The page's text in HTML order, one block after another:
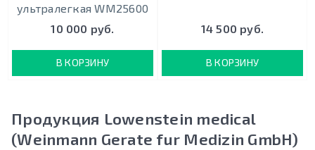
ультралегкая WM25600
10 000 руб.
В КОРЗИНУ
14 500 руб.
В КОРЗИНУ
Продукция Lowenstein medical
(Weinmann Gerate fur Medizin GmbH)